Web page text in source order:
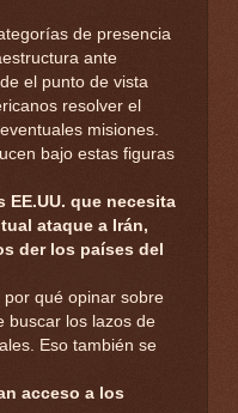
de presencia
ante
el punto de vista
resolver el
misiones.
bajo estas figuras
que necesita
ataque a Irán,
der los países del
qué opinar sobre
buscar los lazos de
Eso también se
acceso a los